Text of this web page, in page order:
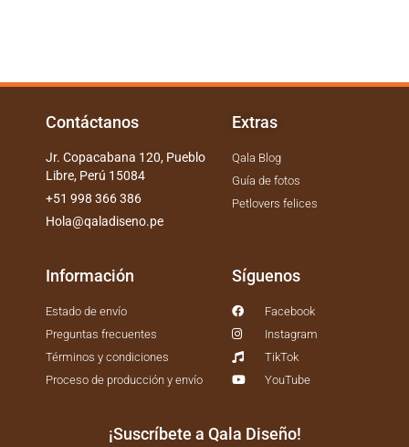
Contáctanos
Jr. Copacabana 120, Pueblo
Libre, Perú 15084
+51 998 366 386
Hola@qaladiseno.pe
Extras
Qala Blog
Guía de fotos
Petlovers felices
Información
Estado de envío
Preguntas frecuentes
Términos y condiciones
Proceso de producción y envío
Síguenos
Facebook
Instagram
TikTok
YouTube
¡Suscríbete a Qala Diseño!